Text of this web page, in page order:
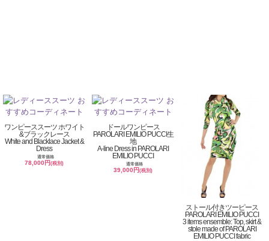
ワンピーススーツ ホワイト
&ブラックレース
White and Blacklace Jacket &
Dress
通常価格
78,000円(税別)
ドールワンピース
PAROLARI EMILIO PUCCI生
地
A-line Dress in PAROLARI
EMILIO PUCCI
通常価格
39,000円(税別)
ストール付きツーピース
PAROLARI EMILIO PUCCI
3 items ensemble: Top, skirt &
stole made of PAROLARI
EMILIO PUCCI fabric